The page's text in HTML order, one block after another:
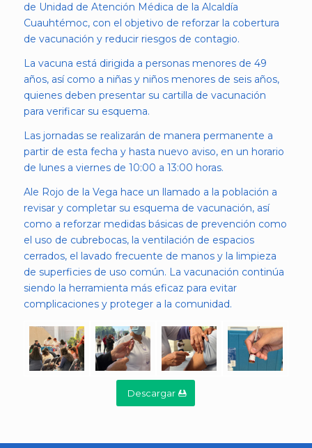
de Unidad de Atención Médica de la Alcaldía
Cuauhtémoc, con el objetivo de reforzar la cobertura
de vacunación y reducir riesgos de contagio.
La vacuna está dirigida a personas menores de 49
años, así como a niñas y niños menores de seis años,
quienes deben presentar su cartilla de vacunación
para verificar su esquema.
Las jornadas se realizarán de manera permanente a
partir de esta fecha y hasta nuevo aviso, en un horario
de lunes a viernes de 10:00 a 13:00 horas.
Ale Rojo de la Vega hace un llamado a la población a
revisar y completar su esquema de vacunación, así
como a reforzar medidas básicas de prevención como
el uso de cubrebocas, la ventilación de espacios
cerrados, el lavado frecuente de manos y la limpieza
de superficies de uso común. La vacunación continúa
siendo la herramienta más eficaz para evitar
complicaciones y proteger a la comunidad.
Descargar